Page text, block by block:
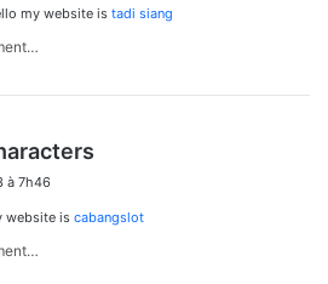
my website is tadi siang
à 7h46
website is cabangslot